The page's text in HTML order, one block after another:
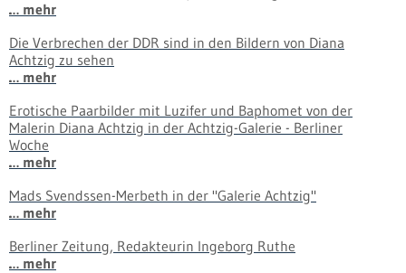
… mehr
Die Verbrechen der DDR sind in den Bildern von Diana
Achtzig zu sehen
… mehr
Erotische Paarbilder mit Luzifer und Baphomet von der
Malerin Diana Achtzig in der Achtzig-Galerie - Berliner
Woche
… mehr
Mads Svendssen-Merbeth in der "Galerie Achtzig"
… mehr
Berliner Zeitung, Redakteurin Ingeborg Ruthe
… mehr